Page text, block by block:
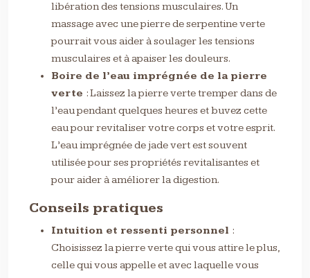
libération des tensions musculaires. Un
massage avec une pierre de serpentine verte
pourrait vous aider à soulager les tensions
musculaires et à apaiser les douleurs.
Boire de l’eau imprégnée de la pierre
verte : Laissez la pierre verte tremper dans de
l’eau pendant quelques heures et buvez cette
eau pour revitaliser votre corps et votre esprit.
L’eau imprégnée de jade vert est souvent
utilisée pour ses propriétés revitalisantes et
pour aider à améliorer la digestion.
Conseils pratiques
Intuition et ressenti personnel :
Choisissez la pierre verte qui vous attire le plus,
celle qui vous appelle et avec laquelle vous